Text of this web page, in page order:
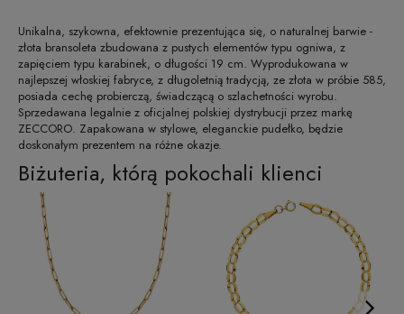
Unikalna, szykowna, efektownie prezentująca się, o naturalnej barwie -
złota bransoleta zbudowana z pustych elementów typu ogniwa, z
zapięciem typu karabinek, o długości 19 cm. Wyprodukowana w
najlepszej włoskiej fabryce, z długoletnią tradycją, ze złota w próbie 585,
posiada cechę probierczą, świadczącą o szlachetności wyrobu.
Sprzedawana legalnie z oficjalnej polskiej dystrybucji przez markę
ZECCORO. Zapakowana w stylowe, eleganckie pudełko, będzie
doskonałym prezentem na różne okazje.
Biżuteria, którą pokochali klienci